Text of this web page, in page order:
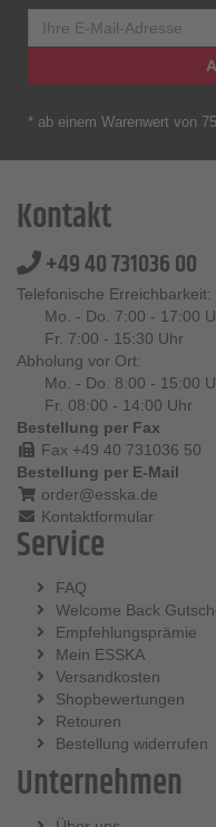
* ab einem Warenwert von
Kontakt
+49 40 731036 00
Telefonische Erreichbarkeit:
Mo. - Do. 7:00 - 17:00
Fr. 7:00 - 15:30 Uhr
Abholung vor Ort:
Mo. - Do. 8:00 - 15:00
Fr. 08:00 - 14:00 Uhr
Bestellung per Fax
Fax +49 40 731036 50
Bestellung per E-Mail
order@esska.de
Kontaktformular
Service
FAQ
Welcome Back
Empfehlungsprämie
Mein ESSKA
Versandkosten
Shopbewertungen
Retouren
Bestellung widerrufen
Unternehmen